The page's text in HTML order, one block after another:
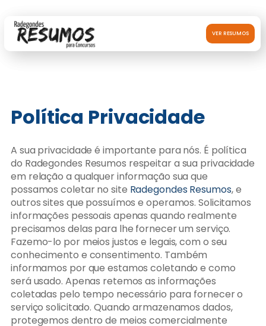
VER RESUMOS
Política Privacidade
A sua privacidade é importante para nós. É política
do Radegondes Resumos respeitar a sua privacidade
em relação a qualquer informação sua que
possamos coletar no site Radegondes Resumos, e
outros sites que possuímos e operamos. Solicitamos
informações pessoais apenas quando realmente
precisamos delas para lhe fornecer um serviço.
Fazemo-lo por meios justos e legais, com o seu
conhecimento e consentimento. Também
informamos por que estamos coletando e como
será usado. Apenas retemos as informações
coletadas pelo tempo necessário para fornecer o
serviço solicitado. Quando armazenamos dados,
protegemos dentro de meios comercialmente